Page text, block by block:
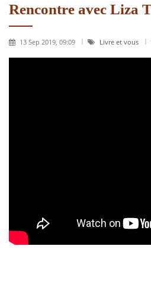
Rencontre avec Liza
13 Sep 2019, 09:09 Livre et vous